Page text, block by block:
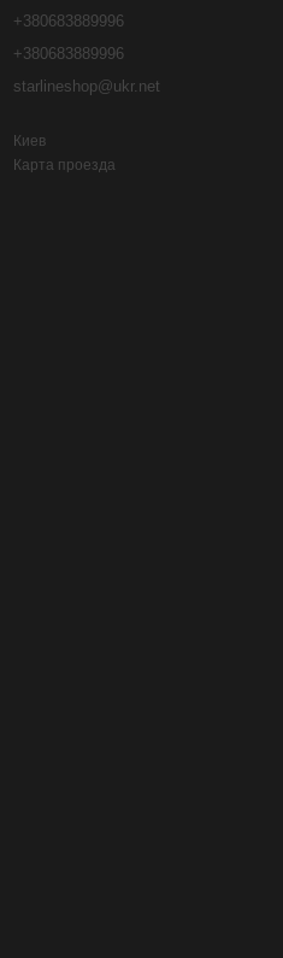
+380683889996
+380683889996
starlineshop@ukr.net
Киев
Карта проезда